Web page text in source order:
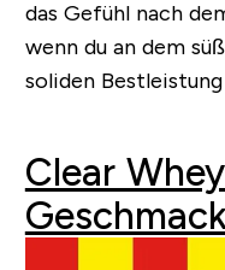
das Gefühl nach
wenn du an dem
soliden
Clear
Geschmack